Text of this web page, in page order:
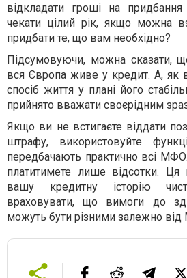
відкладати гроші на
чекати цілий рік, якщо можна
придбати те, що вам необхідно?
Підсумовуючи, можна сказати,
вся Європа живе у кредит. А, як
спосіб життя у плані його
прийнято вважати своєрідним
Якщо ви не встигаєте віддати
штрафу, використовуйте
передбачають практично всі
платитимете лише відсотки. Ця
вашу кредитну історію
враховувати, що вимоги до
можуть бути різними залежно